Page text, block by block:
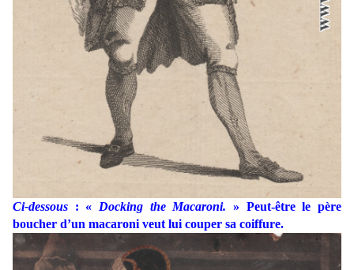
Ci-dessous : « Docking the Macaroni. » Peut-être le père
boucher d’un macaroni veut lui couper sa coiffure.